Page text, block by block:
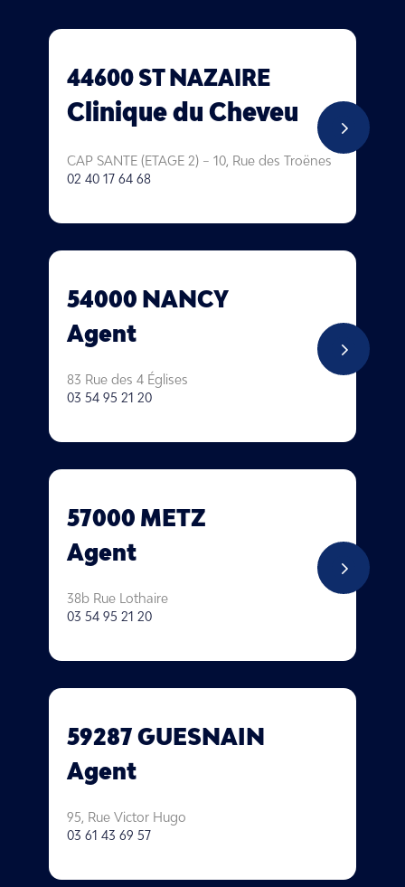
5
44600 ST NAZAIRE
Clinique du Cheveu
CAP SANTE (ETAGE 2) – 10, Rue des Troënes
02 40 17 64 68
5
54000 NANCY
Agent
83 Rue des 4 Églises
03 54 95 21 20
5
57000 METZ
Agent
38b Rue Lothaire
03 54 95 21 20
59287 GUESNAIN
Agent
95, Rue Victor Hugo
03 61 43 69 57